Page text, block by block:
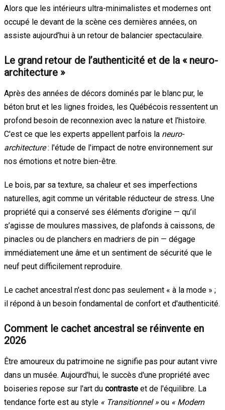
Alors que les intérieurs ultra-minimalistes et modernes ont
occupé le devant de la scène ces dernières années, on
assiste aujourd’hui à un retour de balancier spectaculaire.
Le grand retour de l’authenticité et de la « neuro-
architecture »
Après des années de décors dominés par le blanc pur, le
béton brut et les lignes froides, les Québécois ressentent un
profond besoin de reconnexion avec la nature et l’histoire.
C'est ce que les experts appellent parfois la neuro-
architecture: l'étude de l'impact de notre environnement sur
nos émotions et notre bien-être.
Le bois, par sa texture, sa chaleur et ses imperfections
naturelles, agit comme un véritable réducteur de stress. Une
propriété qui a conservé ses éléments d’origine — qu’il
s’agisse de moulures massives, de plafonds à caissons, de
pinacles ou de planchers en madriers de pin — dégage
immédiatement une âme et un sentiment de sécurité que le
neuf peut difficilement reproduire.
Le cachet ancestral n'est donc pas seulement « à la mode » ;
il répond à un besoin fondamental de confort et d'authenticité.
Comment le cachet ancestral se réinvente en
2026
Être amoureux du patrimoine ne signifie pas pour autant vivre
dans un musée. Aujourd'hui, le succès d'une propriété avec
boiseries repose sur l'art du contraste et de l'équilibre. La
tendance forte est au style « Transitionnel » ou « Modern